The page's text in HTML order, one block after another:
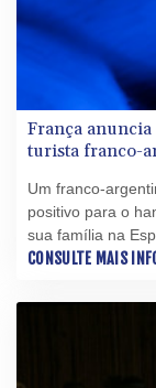
França anuncia
turista franco-
Um franco-
positivo para o
sua família na
autoridades
CONSULTE MAIS